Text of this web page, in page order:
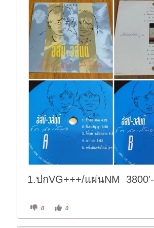
1.ปกVG+++/แผ่นNM 3800'-
C
i
0
C
i
0